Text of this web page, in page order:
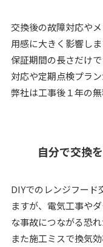
交換後の故障対応や
用感に大きく影響しま
保証期間の長さだけ
対応や定期点検プラ
弊社は工事後１年の
自分で交換
DIYでのレンジフード
ますが、電気工事や
な事故につながる恐れ
また施工ミスで換気